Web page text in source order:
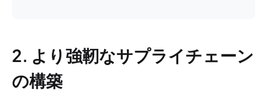
2. より強靭なサプライチェーン
の構築